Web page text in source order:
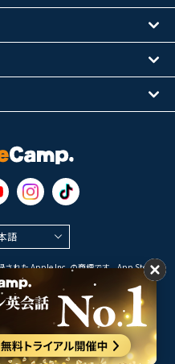
語
れた Apple Inc. の商標です。App Store は
マークです。
LLC の商標です。
ンライン英会話
Rights Reserved.